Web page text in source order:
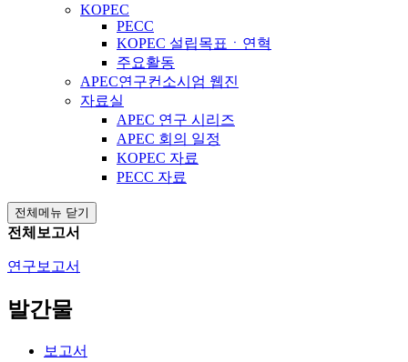
KOPEC
PECC
KOPEC 설립목표ㆍ연혁
주요활동
APEC연구컨소시엄 웹진
자료실
APEC 연구 시리즈
APEC 회의 일정
KOPEC 자료
PECC 자료
전체메뉴 닫기
전체보고서
연구보고서
발간물
보고서